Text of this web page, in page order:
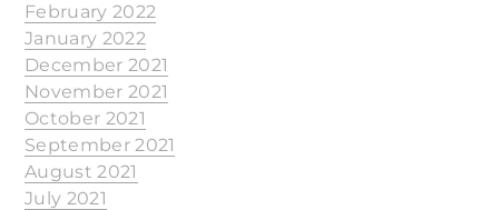
February 2022
January 2022
December 2021
November 2021
October 2021
September 2021
August 2021
July 2021